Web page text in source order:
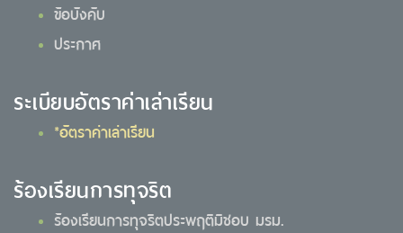
ข้อบังคับ
ประกาศ
ระเบียบอัตราค่าเล่าเรียน
*อัตราค่าเล่าเรียน
ร้องเรียนการทุจริต
ร้องเรียนการทุจริตประพฤติมิชอบ มรม.